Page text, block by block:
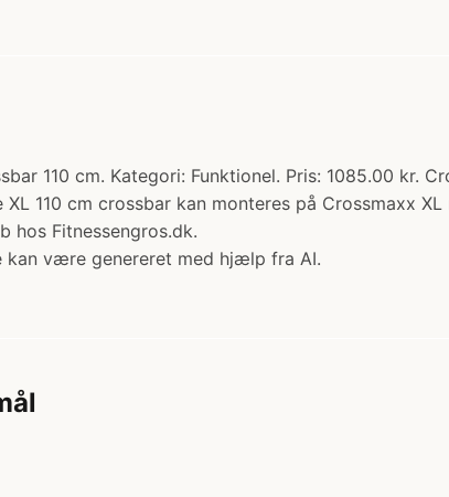
110 cm. Kategori: Funktionel. Pris: 1085.00
XL 110 cm crossbar kan monteres på Crossmaxx
hos Fitnessengros.dk.
kan være genereret med hjælp fra AI.